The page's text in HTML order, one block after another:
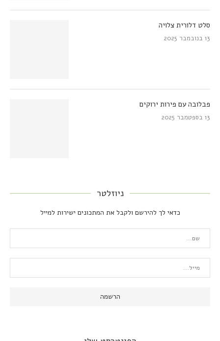
סלט דלורית צלויה
13 בנובמבר 2025
פבלובה עם פירות ירוקים
13 בספטמבר 2025
ניוזלטר
כדאי לך להירשם ולקבל את המתכונים ישירות למייל